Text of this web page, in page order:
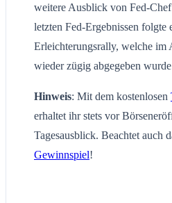
weitere Ausblick von Fed-
letzten Fed-Ergebnissen folgte
Erleichterungsrally, welche im
wieder zügig abgegeben
Hinweis: Mit dem kostenlosen
erhaltet ihr stets vor
Tagesausblick. Beachtet auch
Gewinnspiel!